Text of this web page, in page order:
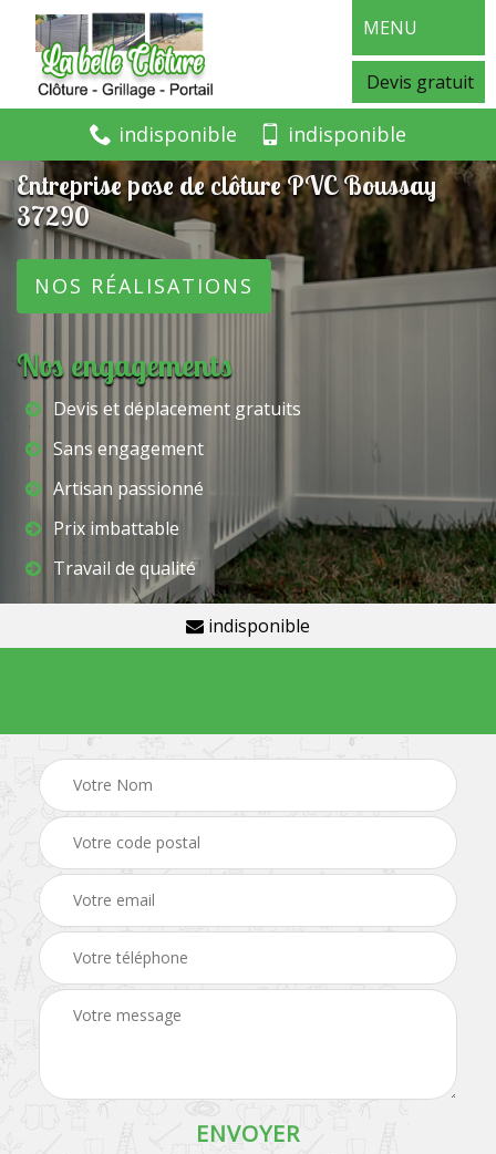
MENU
Devis gratuit
indisponible indisponible
Entreprise pose de clôture PVC Boussay
37290
NOS RÉALISATIONS
Nos engagements
Devis et déplacement gratuits
Sans engagement
Artisan passionné
Prix imbattable
Travail de qualité
indisponible